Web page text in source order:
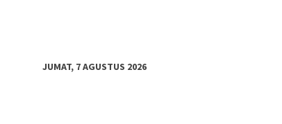
JUMAT, 7 AGUSTUS 2026